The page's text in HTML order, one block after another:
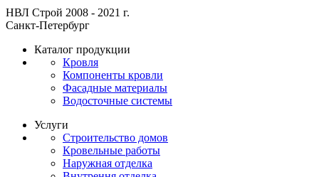
НВЛ Строй 2008 - 2021 г.
Санкт-Петербург
Каталог продукции
Кровля
Компоненты кровли
Фасадные материалы
Водосточные системы
Услуги
Строительство домов
Кровельные работы
Наружная отделка